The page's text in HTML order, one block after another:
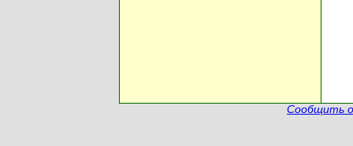
Сообщить о